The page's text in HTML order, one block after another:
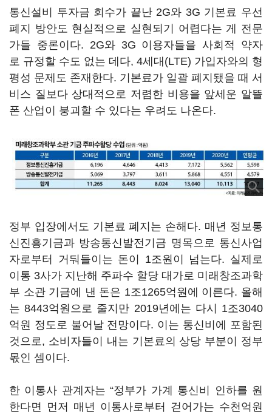
통신설비 투자금 회수가 끝난 2G와 3G 기본료 우선
폐지 방안도 현실적으로 실현되기 어렵다는 게 전문
가들 중론이다. 2G와 3G 이용자들을 사회적 약자
로 규정할 수도 없는 데다, 4세대(LTE) 가입자와의 형
평성 문제도 존재한다. 기본료가 일괄 폐지됐을 때 서
비스 질보다 상대적으로 저렴한 비용을 앞세운 알뜰
폰 산업이 붕괴할 수 있다는 우려도 나온다.
정부 입장에서도 기본료 폐지는 손해다. 매년 정보통
신진흥기금과 방송통신발전기금 명목으로 통신사업
자로부터 거둬들이는 돈이 1조원이 넘는다. 실제로
이통 3사가 지난해 주파수 할당 대가로 미래창조과학
부 소관 기금에 낸 돈은 1조1265억원에 이른다. 올해
는 8443억원으로 줄지만 2019년에는 다시 1조3040
억원 정도로 불어날 전망이다. 이는 통신비에 포함된
것으로, 소비자들이 내는 기본료의 상당 부분이 정부
몫인 셈이다.
한 이통사 관계자는 “정부가 가계 통신비 인하를 원
한다면 먼저 매년 이통사로부터 걷어가는 수천억원